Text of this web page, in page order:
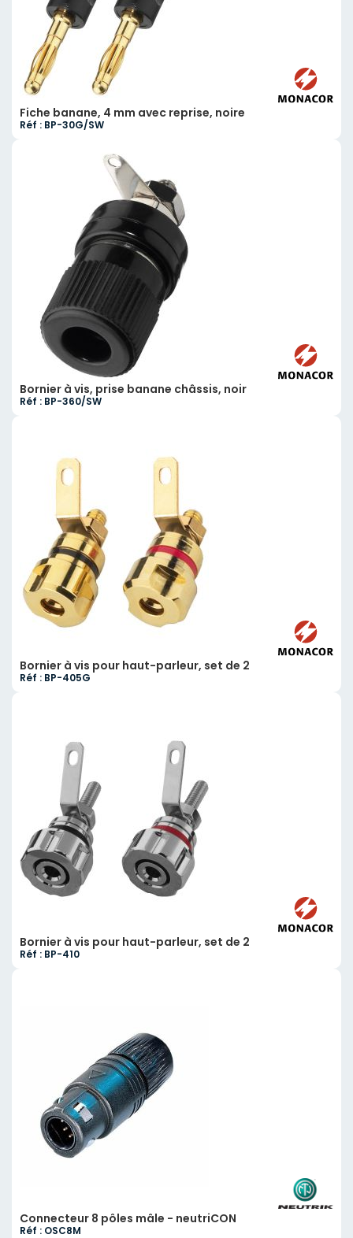
Fiche banane, 4 mm avec reprise, noire
Réf : BP-30G/SW
Bornier à vis, prise banane châssis, noir
Réf : BP-360/SW
Bornier à vis pour haut-parleur, set de 2
Réf : BP-405G
Bornier à vis pour haut-parleur, set de 2
Réf : BP-410
Connecteur 8 pôles mâle - neutriCON
Réf : OSC8M